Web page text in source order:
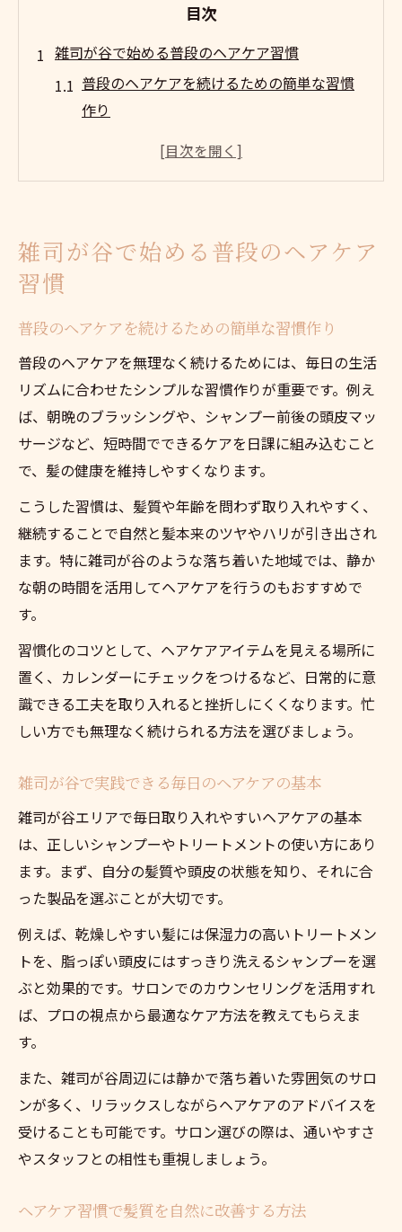
目次
雑司が谷で始める普段のヘアケア習慣
普段のヘアケアを続けるための簡単な習慣
作り
雑司が谷で実践できる毎日のヘアケアの基
方
ヘアケアに悩む方へ雑司が谷周辺の提案
悩みに合わせたヘアケア提案の受け方とコ
ツ
雑司が谷近辺で見つける理想的なヘアケア
訣
初めての方でも安心できるヘアケアサポー
ト
普段の手入れを時短にする髪質改善テクニ
ヘアケア習慣が髪質改善に与える影響とは
サロンと自宅のヘアケアを両立させる方法
髪質改善のために取り入れたいヘアケア習
慣
静かに過ごせる空間で叶える理想のヘアケア
静かな空間でヘアケアを受けるメリットと
は
リラックスしながらできる理想のヘアケア
法
静けさを重視したヘアケアサロンの選び方
理想のヘアケアを静かな環境で体験する方
法
美容師との相性が鍵になるサロン選び術
方
雑司が谷で始める普段のヘアケア
習慣
普段のヘアケアを続けるための簡単な習慣作り
普段のヘアケアを無理なく続けるためには、毎日の生活
リズムに合わせたシンプルな習慣作りが重要です。例え
ば、朝晩のブラッシングや、シャンプー前後の頭皮マッ
サージなど、短時間でできるケアを日課に組み込むこと
で、髪の健康を維持しやすくなります。
こうした習慣は、髪質や年齢を問わず取り入れやすく、
継続することで自然と髪本来のツヤやハリが引き出され
ます。特に雑司が谷のような落ち着いた地域では、静か
な朝の時間を活用してヘアケアを行うのもおすすめで
す。
習慣化のコツとして、ヘアケアアイテムを見える場所に
置く、カレンダーにチェックをつけるなど、日常的に意
識できる工夫を取り入れると挫折しにくくなります。忙
しい方でも無理なく続けられる方法を選びましょう。
雑司が谷で実践できる毎日のヘアケアの基本
雑司が谷エリアで毎日取り入れやすいヘアケアの基本
は、正しいシャンプーやトリートメントの使い方にあり
ます。まず、自分の髪質や頭皮の状態を知り、それに合
った製品を選ぶことが大切です。
例えば、乾燥しやすい髪には保湿力の高いトリートメン
トを、脂っぽい頭皮にはすっきり洗えるシャンプーを選
ぶと効果的です。サロンでのカウンセリングを活用すれ
ば、プロの視点から最適なケア方法を教えてもらえま
す。
また、雑司が谷周辺には静かで落ち着いた雰囲気のサロ
ンが多く、リラックスしながらヘアケアのアドバイスを
受けることも可能です。サロン選びの際は、通いやすさ
やスタッフとの相性も重視しましょう。
ヘアケア習慣で髪質を自然に改善する方法